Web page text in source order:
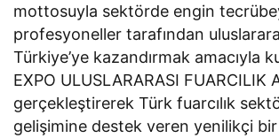
mottosuyla sektörde engin
profesyoneller tarafından
Türkiye’ye kazandırmak amacıyla
EXPO ULUSLARARASI FUARCILIK
gerçekleştirerek Türk fuarcılık
gelişimine destek veren yenilikçi